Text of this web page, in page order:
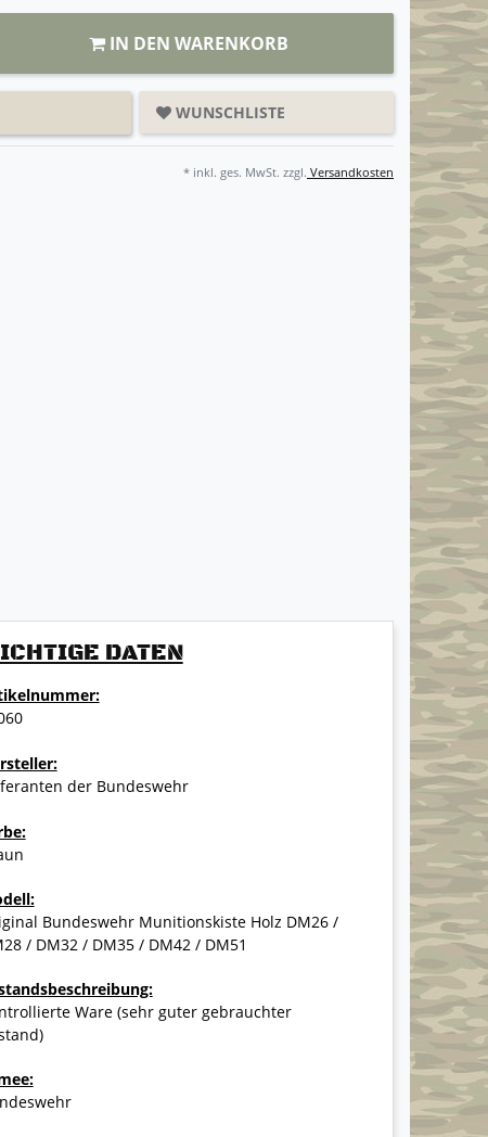
IN DEN WARENKORB
WUNSCHLISTE
* inkl. ges. MwSt. zzgl. Versandkosten
DATEN
der Bundeswehr
Bundeswehr Munitionskiste Holz DM26 /
/ DM32 / DM35 / DM42 / DM51
Ware (sehr guter gebrauchter